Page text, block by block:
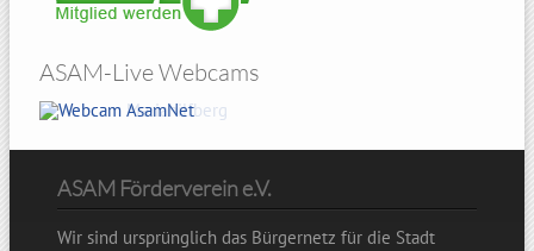
13
14
16
17
ASAM-Live Webcams
ASAM Förderverein e.V.
Wir sind ursprünglich das Bürgernetz für die Stadt